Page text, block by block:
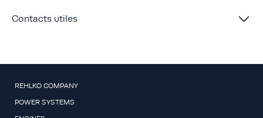
Contacts utiles
REHLKO COMPANY
POWER SYSTEMS